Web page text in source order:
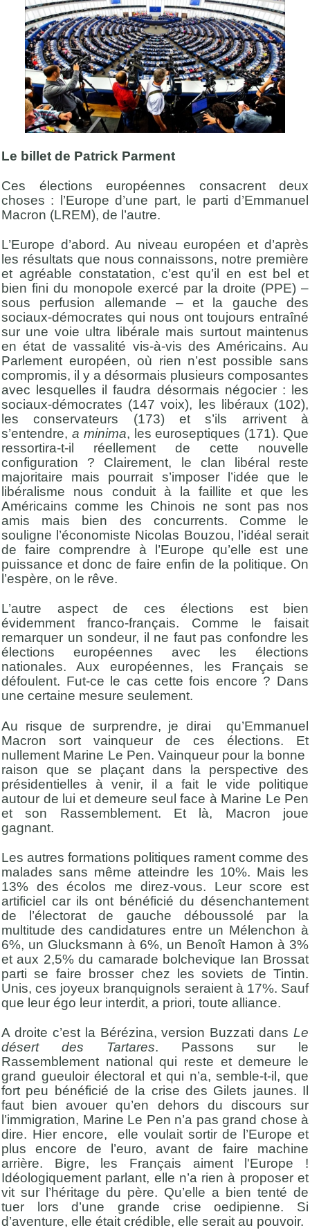
Le billet de Patrick Parment
Ces élections européennes consacrent deux
choses : l’Europe d’une part, le parti d’Emmanuel
Macron (LREM), de l’autre.
L’Europe d’abord. Au niveau européen et d’après
les résultats que nous connaissons, notre première
et agréable constatation, c’est qu’il en est bel et
bien fini du monopole exercé par la droite (PPE) –
sous perfusion allemande – et la gauche des
sociaux-démocrates qui nous ont toujours entraîné
sur une voie ultra libérale mais surtout maintenus
en état de vassalité vis-à-vis des Américains. Au
Parlement européen, où rien n’est possible sans
compromis, il y a désormais plusieurs composantes
avec lesquelles il faudra désormais négocier : les
sociaux-démocrates (147 voix), les libéraux (102),
les conservateurs (173) et s’ils arrivent à
s’entendre, a minima, les euroseptiques (171). Que
ressortira-t-il réellement de cette nouvelle
configuration ? Clairement, le clan libéral reste
majoritaire mais pourrait s’imposer l’idée que le
libéralisme nous conduit à la faillite et que les
Américains comme les Chinois ne sont pas nos
amis mais bien des concurrents. Comme le
souligne l’économiste Nicolas Bouzou, l’idéal serait
de faire comprendre à l’Europe qu’elle est une
puissance et donc de faire enfin de la politique. On
l’espère, on le rêve.
L’autre aspect de ces élections est bien
évidemment franco-français. Comme le faisait
remarquer un sondeur, il ne faut pas confondre les
élections européennes avec les élections
nationales. Aux européennes, les Français se
défoulent. Fut-ce le cas cette fois encore ? Dans
une certaine mesure seulement.
Au risque de surprendre, je dirai qu’Emmanuel
Macron sort vainqueur de ces élections. Et
nullement Marine Le Pen. Vainqueur pour la bonne
raison que se plaçant dans la perspective des
présidentielles à venir, il a fait le vide politique
autour de lui et demeure seul face à Marine Le Pen
et son Rassemblement. Et là, Macron joue
gagnant.
Les autres formations politiques rament comme des
malades sans même atteindre les 10%. Mais les
13% des écolos me direz-vous. Leur score est
artificiel car ils ont bénéficié du désenchantement
de l’électorat de gauche déboussolé par la
multitude des candidatures entre un Mélenchon à
6%, un Glucksmann à 6%, un Benoît Hamon à 3%
et aux 2,5% du camarade bolchevique Ian Brossat
parti se faire brosser chez les soviets de Tintin.
Unis, ces joyeux branquignols seraient à 17%. Sauf
que leur égo leur interdit, a priori, toute alliance.
A droite c’est la Bérézina, version Buzzati dans Le
désert des Tartares. Passons sur le
Rassemblement national qui reste et demeure le
grand gueuloir électoral et qui n’a, semble-t-il, que
fort peu bénéficié de la crise des Gilets jaunes. Il
faut bien avouer qu’en dehors du discours sur
l’immigration, Marine Le Pen n’a pas grand chose à
dire. Hier encore, elle voulait sortir de l’Europe et
plus encore de l’euro, avant de faire machine
arrière. Bigre, les Français aiment l'Europe !
Idéologiquement parlant, elle n’a rien à proposer et
vit sur l’héritage du père. Qu’elle a bien tenté de
tuer lors d’une grande crise oedipienne. Si
d’aventure, elle était crédible, elle serait au pouvoir.